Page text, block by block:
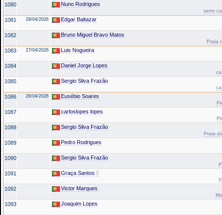
1080 Nuno Rodrigues
serro
1081 28/04/2026 Edgar Baltazar
1082 Bruno Miguel Bravo Matos
Praia
1083 27/04/2026 Luis Nogueira
1084 Daniel Jorge Lopes
1085 Sergio Silva Frazão
1086 26/04/2026 Eusébio Soares
1087 carloslopes lopes
1088 Sergio Silva Frazão
Praia
1089 Pedro Rodrigues
1090 Sergio Silva Frazão
1091 Graça Santos
1092 Victor Marques
1093 Joaquim Lopes